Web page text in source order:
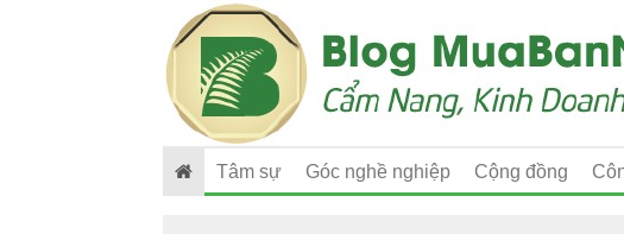
Tâm sự Góc nghề nghiệp Cộng đồng